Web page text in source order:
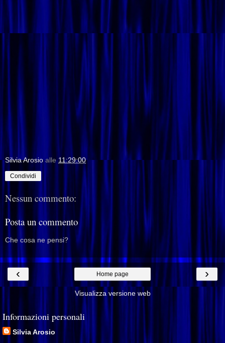
Silvia Arosio alle11:29:00
Condividi
Nessun commento:
Posta un commento
Che cosa ne pensi?
‹ ›
Home page
Visualizza versione web
Informazioni personali
Silvia Arosio